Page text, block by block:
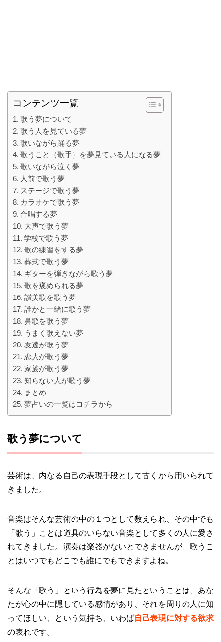
コンテンツ一覧
歌う夢について
歌う人を見ている夢
歌いながら踊る夢
歌うこと（歌手）を夢見ている人になる夢
歌いながら泣く夢
人前で歌う夢
ステージで歌う夢
カラオケで歌う夢
合唱する夢
大声で歌う夢
学校で歌う夢
歌の練習をする夢
葬式で歌う夢
ギターを弾きながら歌う夢
歌を褒められる夢
讃美歌を歌う夢
誰かと一緒に歌う夢
鼻歌を歌う夢
うまく歌えない夢
友達が歌う夢
恋人が歌う夢
家族が歌う夢
知らない人が歌う夢
まとめ
夢占いの一覧はコチラから
歌う夢について
芸術は、内なる自己の表現手段として古くから用いられて
きました。
音楽はそんな芸術の中の１つとして数えられ、その中でも
「歌う」ことは道具のいらない音楽として多くの人に愛さ
れてきました。演奏は楽器がないとできませんが、歌うこ
とはいつでもどこでも誰にでもできますよね。
そんな「歌う」という行為を夢に見たということは、あな
たが心の中に隠している感情があり、それを周りの人に知
ってほしい、という気持ち、いわば自己表現に対する欲求
の表れです。